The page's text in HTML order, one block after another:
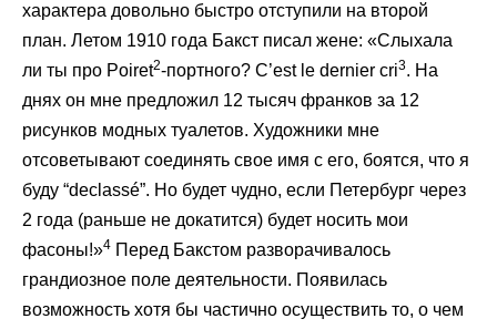
характера довольно быстро отступили на второй
план. Летом 1910 года Бакст писал жене: «Слыхала
ли ты про Poiret2-портного? C’est le dernier cri3. На
днях он мне предложил 12 тысяч франков за 12
рисунков модных туалетов. Художники мне
отсоветывают соединять свое имя с его, боятся, что я
буду “declassé”. Но будет чудно, если Петербург через
2 года (раньше не докатится) будет носить мои
фасоны!»4 Перед Бакстом разворачивалось
грандиозное поле деятельности. Появилась
возможность хотя бы частично осуществить то, о чем